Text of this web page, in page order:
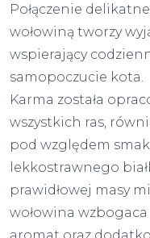
Połączenie
wołowiną tworzy
wspierający
samopoczucie kota.
Karma została
wszystkich ras,
pod względem
lekkostrawnego
prawidłowej masy
wołowina